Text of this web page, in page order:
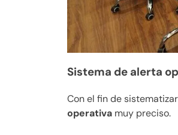
Sistema de alerta
Con el fin de
operativa muy preciso.